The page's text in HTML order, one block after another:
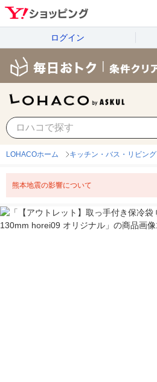
ログイン
LOHACOホーム キッチン・バス・リビング
熊本地震の影響について